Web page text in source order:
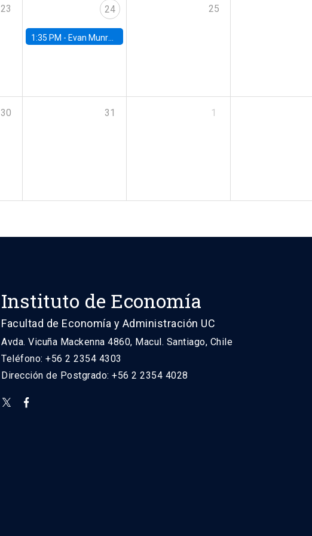
23 24
1:35 PM - Evan Munro, Neyman Visiting Assistant Professor in the Department of Statistics at UC Berkeley
25
30 31 1
Instituto de Economía
Facultad de Economía y Administración UC
Avda. Vicuña Mackenna 4860, Macul. Santiago, Chile
Teléfono: +56 2 2354 4303
Dirección de Postgrado: +56 2 2354 4028